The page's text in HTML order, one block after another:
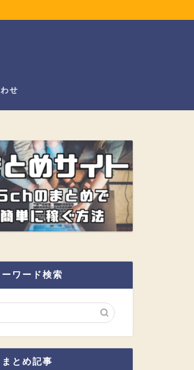
せ
ーワード検索
まとめ記事